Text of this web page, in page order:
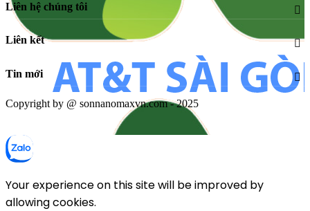
Liên hệ chúng tôi
Liên kết
Tin mới
Copyright by @ sonnanomaxvn.com - 2025
Your experience on this site will be improved by
allowing cookies.